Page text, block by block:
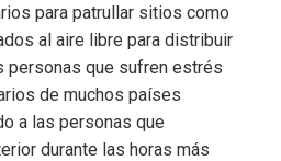
para patrullar sitios como
al aire libre para distribuir
personas que sufren estrés
de muchos países
a las personas que
durante las horas más